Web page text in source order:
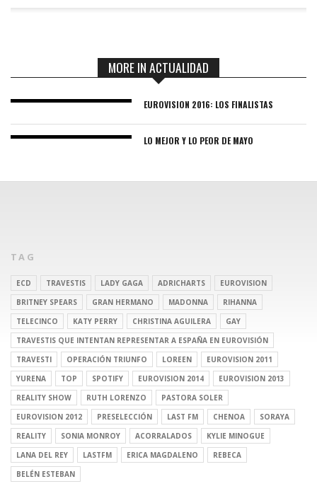
MORE IN ACTUALIDAD
EUROVISION 2016: LOS FINALISTAS
LO MEJOR Y LO PEOR DE MAYO
TAG
ECD TRAVESTIS LADY GAGA ADRICHARTS
EUROVISION
BRITNEY SPEARS
GRAN HERMANO MADONNA
RIHANNA
TELECINCO
KATY PERRY CHRISTINA AGUILERA
GAY
TRAVESTIS QUE INTENTAN REPRESENTAR A ESPAÑA EN EUROVISIÓN
TRAVESTI
OPERACIÓN TRIUNFO LOREEN
EUROVISION 2011
YURENA
TOP SPOTIFY EUROVISION 2014
EUROVISION 2013
REALITY SHOW
RUTH LORENZO
PASTORA SOLER
EUROVISION 2012
PRESELECCIÓN LAST FM CHENOA
SORAYA
REALITY
SONIA MONROY ACORRALADOS
KYLIE MINOGUE
LANA DEL REY
LASTFM ERICA MAGDALENO
REBECA
BELÉN ESTEBAN